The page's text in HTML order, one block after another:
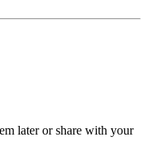
later or share with your